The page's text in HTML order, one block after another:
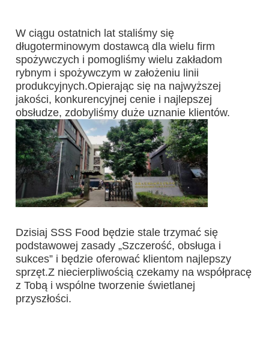
W ciągu ostatnich lat staliśmy się
długoterminowym dostawcą dla wielu firm
spożywczych i pomogliśmy wielu zakładom
rybnym i spożywczym w założeniu linii
produkcyjnych.Opierając się na najwyższej
jakości, konkurencyjnej cenie i najlepszej
obsłudze, zdobyliśmy duże uznanie klientów.
Dzisiaj SSS Food będzie stale trzymać się
podstawowej zasady „Szczerość, obsługa i
sukces” i będzie oferować klientom najlepszy
sprzęt.Z niecierpliwością czekamy na współpracę
z Tobą i wspólne tworzenie świetlanej
przyszłości.